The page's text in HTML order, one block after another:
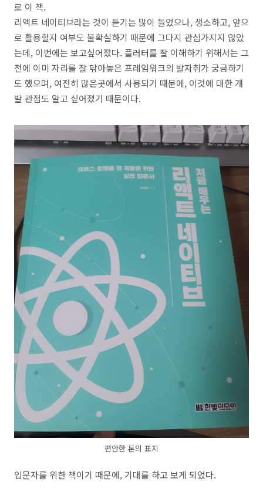
로 이 책.
리액트 네이티브라는 것이 듣기는 많이 들었으나, 생소하고, 앞으
로 활용할지 여부도 불확실하기 때문에 그다지 관심가지지 않았
는데, 이번에는 보고싶어졌다. 플러터를 잘 이해하기 위해서는 그
전에 이미 자리를 잘 닦아놓은 프레임워크의 발자취가 궁금하기
도 했으며, 여전히 많은곳에서 사용되기 때문에, 이것에 대한 개
발 관점도 알고 싶어졌기 때문이다.
편안한 톤의 표지
입문자를 위한 책이기 때문에, 기대를 하고 보게 되었다.